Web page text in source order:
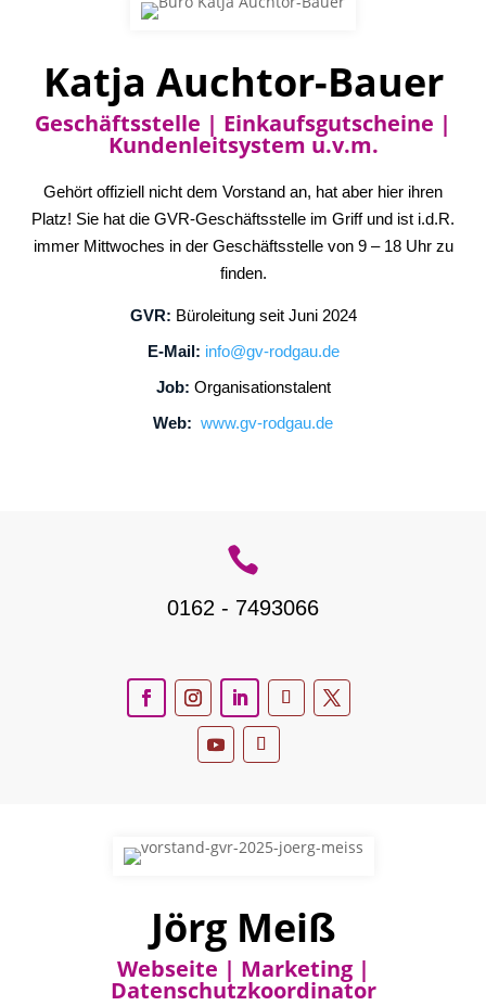
Katja Auchtor-Bauer
Geschäftsstelle | Einkaufsgutscheine |
Kundenleitsystem u.v.m.
Gehört offiziell nicht dem Vorstand an, hat aber hier ihren
Platz! Sie hat die GVR-Geschäftsstelle im Griff und ist i.d.R.
immer Mittwoches in der Geschäftsstelle von 9 – 18 Uhr zu
finden.
GVR: Büroleitung seit Juni 2024
E-Mail: info@gv-rodgau.de
Job: Organisationstalent
Web: www.gv-rodgau.de

0162 - 7493066
Jörg Meiß
Webseite | Marketing |
Datenschutzkoordinator